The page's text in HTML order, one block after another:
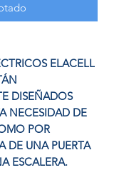
ELACELL
DISEÑADOS
NECESIDAD DE
POR
DE UNA PUERTA
ESCALERA.